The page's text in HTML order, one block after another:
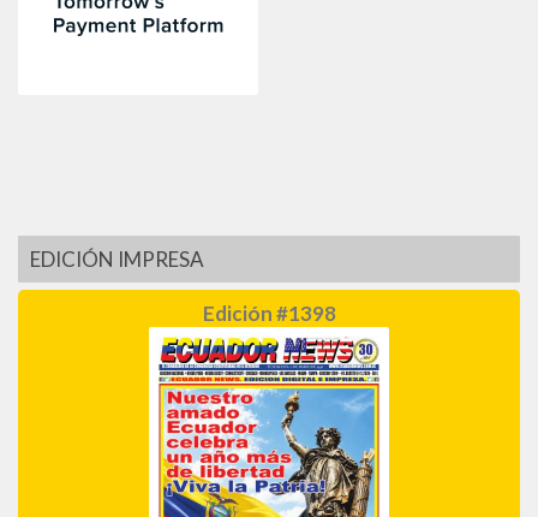
EDICIÓN IMPRESA
Edición #1398